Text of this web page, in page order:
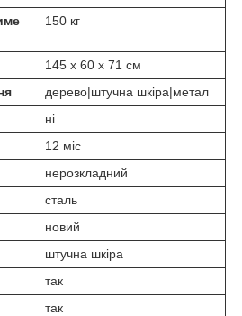
150 кг
145 х 60 х 71 см
дерево|штучна шкіра|метал
ні
12 міс
нерозкладний
сталь
новий
штучна шкіра
так
так